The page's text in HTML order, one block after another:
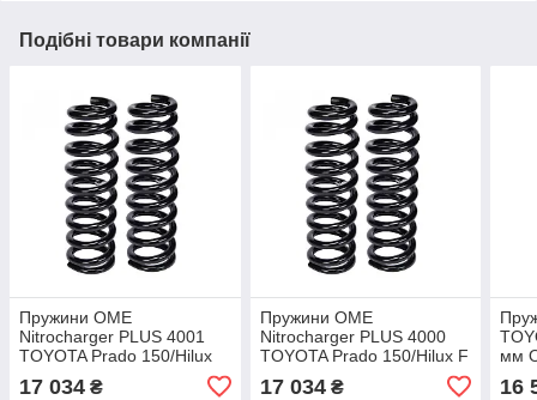
Подібні товари компанії
Пружини OME
Nitrocharger PLUS 4001
TOYOTA Prado 150/Hilux
17 034 ₴
Пружини OME
Nitrocharger PLUS 4000
TOYOTA Prado 150/Hilux F
17 034₴
мм
16